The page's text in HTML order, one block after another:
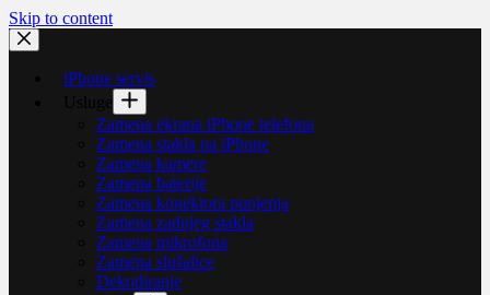
Skip to content
iPhone servis
Zamena ekrana iPhone telefona
Zamena stakla na iPhone
Zamena kamere
Zamena baterije
Zamena konektora punjenja
Zamena zadnjeg stakla
Zamena mikrofona
Zamena slušalice
Dekodiranje